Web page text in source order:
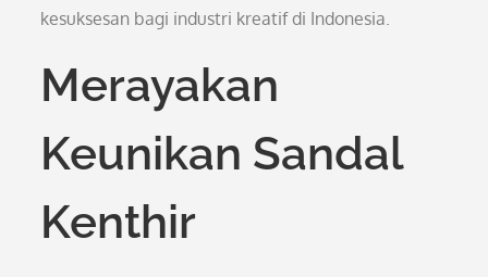
kesuksesan bagi industri kreatif di Indonesia.
Merayakan
Keunikan Sandal
Kenthir